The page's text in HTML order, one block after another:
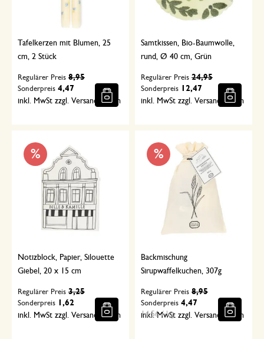
Tafelkerzen mit Blumen, 25
cm, 2 Stück
Sonderpreis 4,47
Regulärer Preis 8,95
inkl. MwSt zzgl. Versandkosten
Samtkissen, Bio-Baumwolle,
rund, Ø 40 cm, Grün
Sonderpreis 12,47
Regulärer Preis 24,95
inkl. MwSt zzgl. Versandkosten
%
Notizblock, Papier, Silouette
Giebel, 20 x 15 cm
Sonderpreis 1,62
Regulärer Preis 3,25
inkl. MwSt zzgl. Versandkosten
%
Backmischung
Sirupwaffelkuchen, 307g
Sonderpreis 4,47
Regulärer Preis 8,95
14,56 / kg
inkl. MwSt zzgl. Versandkosten